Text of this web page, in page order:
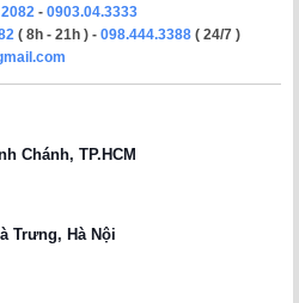
- 0903.04.3333
( 8h - 21h ) - 098.444.3388 ( 24/7 )
Chánh, TP.HCM
Trưng, Hà Nội